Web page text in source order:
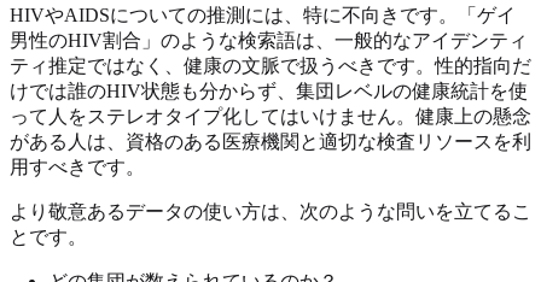
HIVやAIDSについての推測には、特に不向きです。「ゲイ
男性のHIV割合」のような検索語は、一般的なアイデンティ
ティ推定ではなく、健康の文脈で扱うべきです。性的指向だ
けでは誰のHIV状態も分からず、集団レベルの健康統計を使
って人をステレオタイプ化してはいけません。健康上の懸念
がある人は、資格のある医療機関と適切な検査リソースを利
用すべきです。
より敬意あるデータの使い方は、次のような問いを立てるこ
とです。